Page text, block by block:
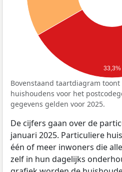
33,3%
Bovenstaand taartdiagram
huishoudens voor het
gegevens gelden voor 2025.
De cijfers gaan over de
januari 2025. Particuliere
één of meer inwoners die
zelf in hun dagelijks